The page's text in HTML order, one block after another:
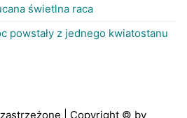
świetlna raca
powstały z jednego kwiatostanu
| Copyright © by